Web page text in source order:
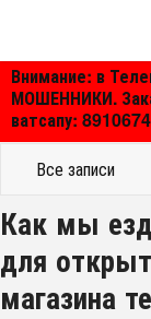
Внимание: в
МОШЕННИКИ.
ватсапу:
Все записи
Как мы
для
магазина